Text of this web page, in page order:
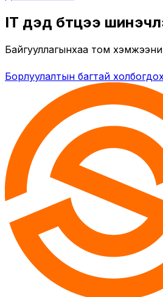
IT дэд бүтцээ
Байгууллагынхаа том
Борлуулалтын багтай холбогдох